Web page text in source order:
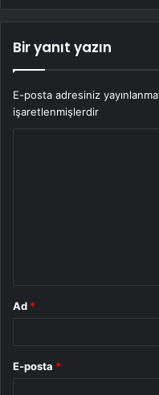
Bir yanıt yazın
E-posta adresiniz
işaretlenmişlerdir
Ad *
E-posta *